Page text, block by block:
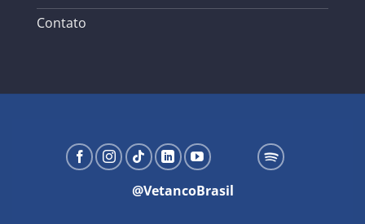
Contato
@VetancoBrasil